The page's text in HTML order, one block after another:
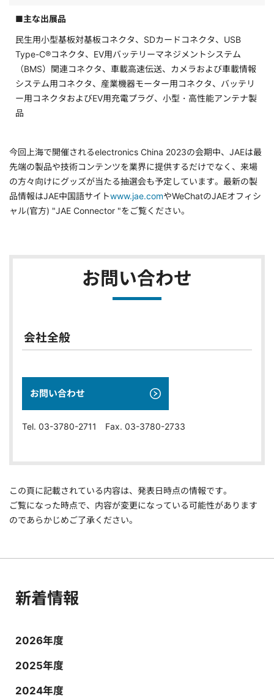
■主な出展品
民生用小型基板対基板コネクタ、SDカードコネクタ、USB
Type-C®コネクタ、EV用バッテリーマネジメントシステム
（BMS）関連コネクタ、車載高速伝送、カメラおよび車載情報
システム用コネクタ、産業機器モーター用コネクタ、バッテリ
ー用コネクタおよびEV用充電プラグ、小型・高性能アンテナ製
品
今回上海で開催されるelectronics China 2023の会期中、JAEは最
先端の製品や技術コンテンツを業界に提供するだけでなく、来場
の方々向けにグッズが当たる抽選会も予定しています。最新の製
品情報はJAE中国語サイトwww.jae.comやWeChatのJAEオフィシ
ャル(官方) "JAE Connector "をご覧ください。
お問い合わせ
会社全般
お問い合わせ
Tel. 03-3780-2711 Fax. 03-3780-2733
この頁に記載されている内容は、発表日時点の情報です。
ご覧になった時点で、内容が変更になっている可能性があります
のであらかじめご了承ください。
新着情報
2026年度
2025年度
2024年度